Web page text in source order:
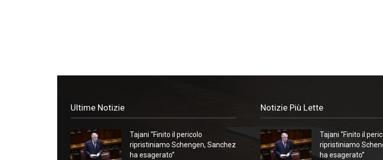
Ultime Notizie
Tajani “Finito il pericolo
ripristiniamo Schengen, Sanchez
ha esagerato”
Notizie Più Lette
Tajani “Finito il
ripristiniamo
ha esagerato”